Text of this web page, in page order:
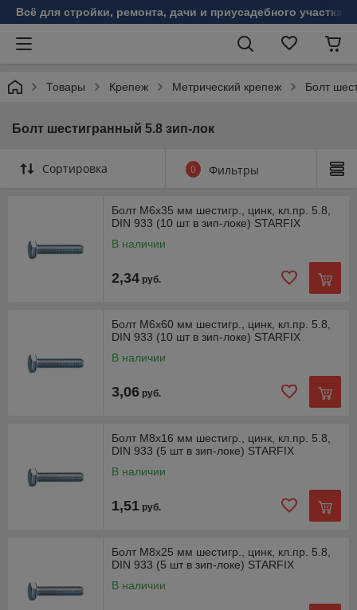
Всё для стройки, ремонта, дачи и приусадебного участка!
Товары Крепеж Метрический крепеж Болт
Болт шестигранный 5.8 зип-лок
Сортировка 0 Фильтры
Болт М6х35 мм шестигр., цинк, кл.пр. 5.8,
DIN 933 (10 шт в зип-локе) STARFIX
В наличии
2,34 руб.
Болт М6х60 мм шестигр., цинк, кл.пр. 5.8,
DIN 933 (10 шт в зип-локе) STARFIX
В наличии
3,06 руб.
Болт М8х16 мм шестигр., цинк, кл.пр. 5.8,
DIN 933 (5 шт в зип-локе) STARFIX
В наличии
1,51 руб.
Болт М8х25 мм шестигр., цинк, кл.пр. 5.8,
DIN 933 (5 шт в зип-локе) STARFIX
В наличии